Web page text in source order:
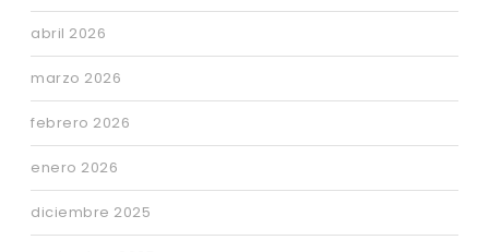
abril 2026
marzo 2026
febrero 2026
enero 2026
diciembre 2025